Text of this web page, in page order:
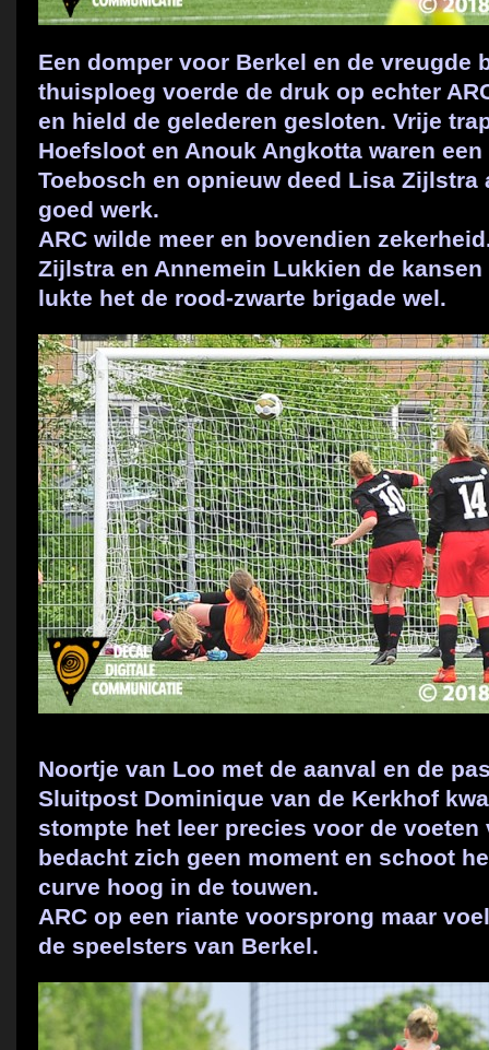
Een domper voor Berkel en de vreugde
thuisploeg voerde de druk op echter
en hield de gelederen gesloten. Vrije
Hoefsloot en Anouk Angkotta waren
Toebosch en opnieuw deed Lisa
goed werk.
ARC wilde meer en bovendien
Zijlstra en Annemein Lukkien de
lukte het de rood-zwarte brigade wel.
Noortje van Loo met de aanval en de
Sluitpost Dominique van de Kerkhof
stompte het leer precies voor de voeten
bedacht zich geen moment en schoot
curve hoog in de touwen.
ARC op een riante voorsprong maar
de speelsters van Berkel.